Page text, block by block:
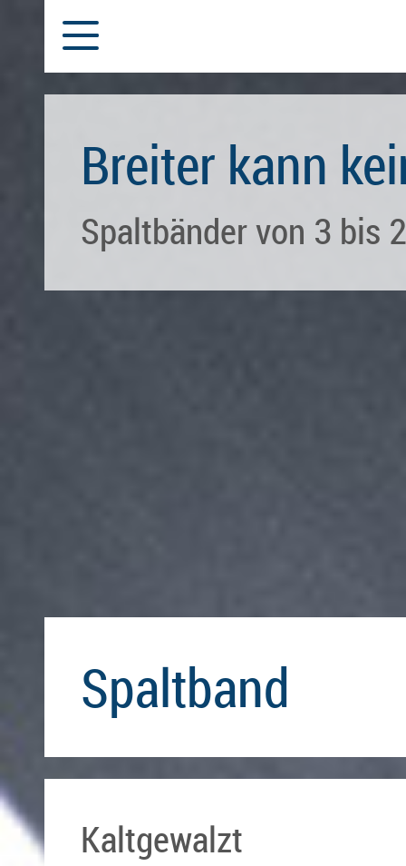
Breiter kann
Spaltbänder von 3 bis
Spaltband
Kaltgewalzt